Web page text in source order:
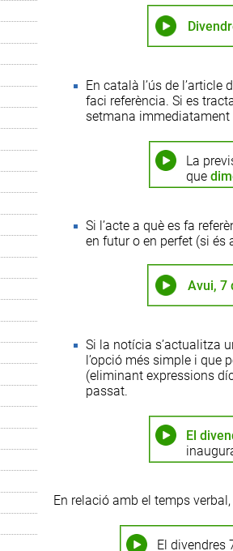
En català l’ús de
faci referència. Si es
setmana immediatament
La
que
Si l’acte a què es fa
en futur o en perfet (si
Avui, 7
Si la notícia s’actualitza
l’opció més simple i que
(eliminant expressions
passat.
El
En relació amb el temps
El divendres